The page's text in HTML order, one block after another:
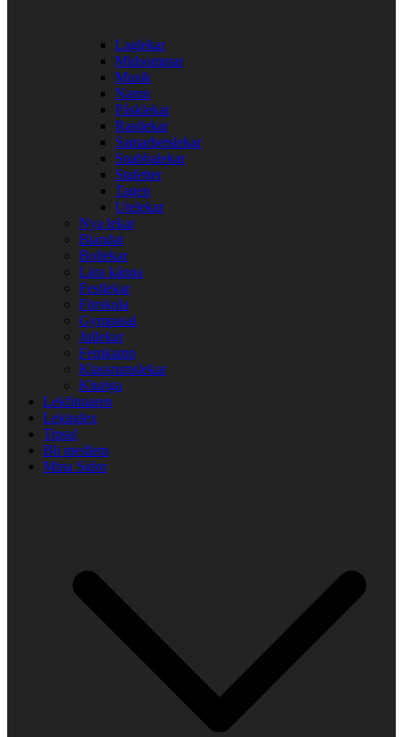
Laglekar
Midsommar
Musik
Namn
Påsklekar
Rastlekar
Samarbetslekar
Snabbalekar
Stafetter
Tagen
Utelekar
Nya lekar
Blandat
Bollekar
Lära känna
Festlekar
Förskola
Gympasal
Jullekar
Femkamp
Klassrumslekar
Kluriga
Lekfinnaren
Lekindex
Tipsa!
Bli medlem
Mina Sidor